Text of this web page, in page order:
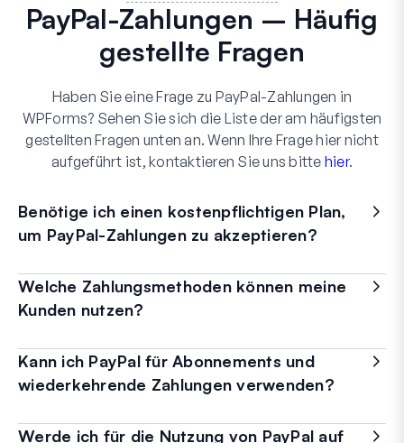
PayPal-Zahlungen – Häufig
gestellte Fragen
Haben Sie eine Frage zu PayPal-Zahlungen in
WPForms? Sehen Sie sich die Liste der am häufigsten
gestellten Fragen unten an. Wenn Ihre Frage hier nicht
aufgeführt ist, kontaktieren Sie uns bitte hier.
Benötige ich einen kostenpflichtigen Plan,
um PayPal-Zahlungen zu akzeptieren?
Welche Zahlungsmethoden können meine
Kunden nutzen?
Kann ich PayPal für Abonnements und
wiederkehrende Zahlungen verwenden?
Werde ich für die Nutzung von PayPal auf